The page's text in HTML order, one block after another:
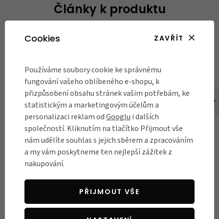
Články k produktu
DO MĚSTA
Jak vybrat zámek na
kolo?
Ochránit svého parťáka na
dvou kolech před všetečnýma
snadné, jak se může zdát –
výplatu. Jednou z mála
DO MĚSTA
6 tipů na účinnou
ochranu kola před
krádeží
zájem Čechů o cyklistiku jsou
jasnými důvody rostoucího
počtu odcizení jízdních kol. V
tomto článku vám přinášíme
Cookies ZAVŘÍT
Používáme soubory cookie ke správnému
fungování vašeho oblíbeného e-shopu, k
přizpůsobení obsahu stránek vašim potřebám, ke
statistickým a marketingovým účelům a
personalizaci reklam odGooglu i dalších
společností. Kliknutím na tlačítko Přijmout vše
nám udělíte souhlas s jejich sběrem a zpracováním
a my vám poskytneme ten nejlepší zážitek z
nakupování.
PŘIJMOUT VŠE